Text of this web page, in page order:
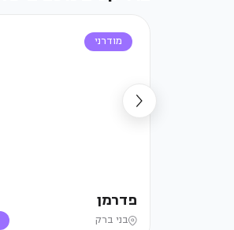
מודרני
פדרמן
בני ברק